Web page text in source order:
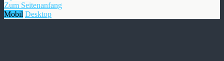
Zum Seitenanfang
Mobil Desktop